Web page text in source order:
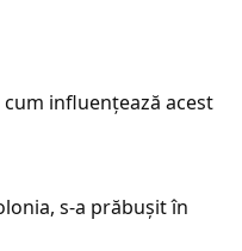
cum influențează acest
s-a prăbușit în